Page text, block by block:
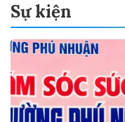
Sự kiện